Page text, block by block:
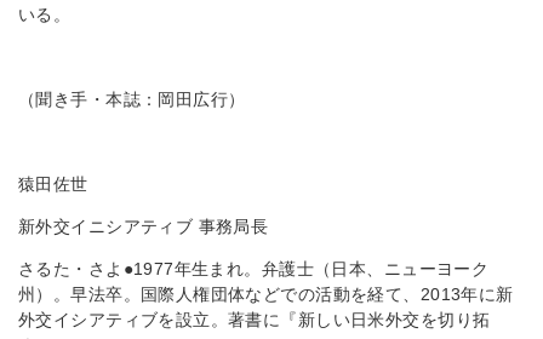
いる。
（聞き手・本誌：岡田広行）
猿田佐世
新外交イニシアティブ 事務局長
さるた・さよ●1977年生まれ。弁護士（日本、ニューヨーク
州）。早法卒。国際人権団体などでの活動を経て、2013年に新
外交イシアティブを設立。著書に『新しい日米外交を切り拓